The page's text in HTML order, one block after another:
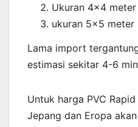
Ukuran 4x4
ukuran 5x5 meter
Lama import
estimasi sekitar 4-6
Untuk harga PVC
Jepang dan Eropa